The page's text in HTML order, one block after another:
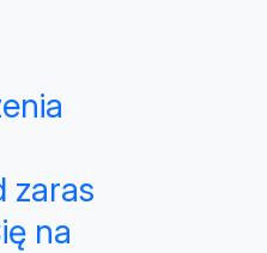
zaras
na